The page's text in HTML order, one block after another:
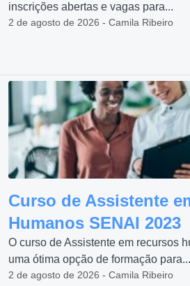
inscrições abertas e vagas para...
2 de agosto de 2026 - Camila Ribeiro
Curso de Assistente
Humanos SENAI 2023
O curso de Assistente em recursos
uma ótima opção de formação para...
2 de agosto de 2026 - Camila Ribeiro